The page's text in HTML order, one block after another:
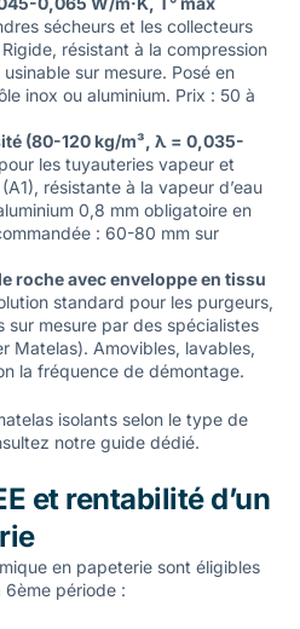
sécheurs et les collecteurs
résistant à la compression
sur mesure. Posé en
inox ou aluminium. Prix : 50 à
(80-120 kg/m³, λ = 0,035-
les tuyauteries vapeuret
résistante à la vapeur d’eau
0,8 mm obligatoire en
: 60-80 mm sur
roche avec enveloppe en tissu
standard pour les purgeurs,
sur mesure par des spécialistes
Matelas). Amovibles, lavables,
la fréquence de démontage.
isolantsselon le type de
notre guide dédié.
et rentabilité d’un
en papeterie sont éligibles
6ème période :